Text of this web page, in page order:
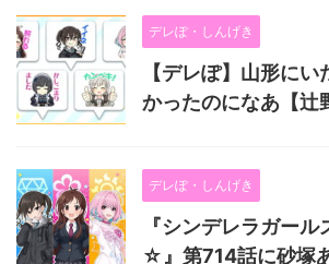
デレぽ・しんげき
【デレぽ】山形に
かったのになあ【辻
デレぽ・しんげき
『シンデレラガー
☆』第714話に砂塚